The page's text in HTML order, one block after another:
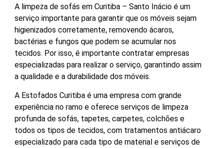
A limpeza de sofás em Curitiba – Santo Inácio é um
serviço importante para garantir que os móveis sejam
higienizados corretamente, removendo ácaros,
bactérias e fungos que podem se acumular nos
tecidos. Por isso, é importante contratar empresas
especializadas para realizar o serviço, garantindo assim
a qualidade e a durabilidade dos móveis.
A Estofados Curitiba é uma empresa com grande
experiência no ramo e oferece serviços de limpeza
profunda de sofás, tapetes, carpetes, colchões e
todos os tipos de tecidos, com tratamentos antiácaro
especializado para cada tipo de material e serviços de